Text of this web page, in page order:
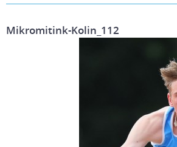
Mikromitink-Kolin_112